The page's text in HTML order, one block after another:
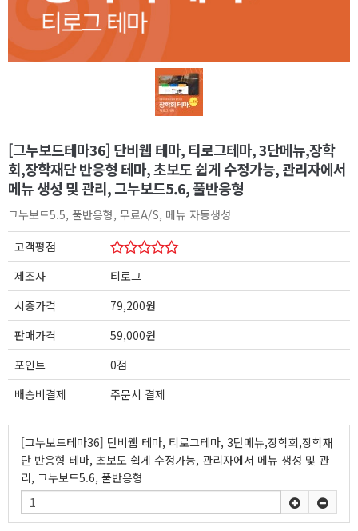
[그누보드테마36] 단비웹 테마, 티로그테마, 3단메뉴,장학
회,장학재단 반응형 테마, 초보도 쉽게 수정가능, 관리자에서
메뉴 생성 및 관리, 그누보드5.6, 풀반응형
그누보드5.5, 풀반응형, 무료A/S, 메뉴 자동생성
고객평점
제조사
티로그
시중가격
79,200원
판매가격
59,000원
포인트
0점
배송비결제
주문시 결제
[그누보드테마36] 단비웹 테마, 티로그테마, 3단메뉴,장학회,장학재
단 반응형 테마, 초보도 쉽게 수정가능, 관리자에서 메뉴 생성 및 관
리, 그누보드5.6, 풀반응형